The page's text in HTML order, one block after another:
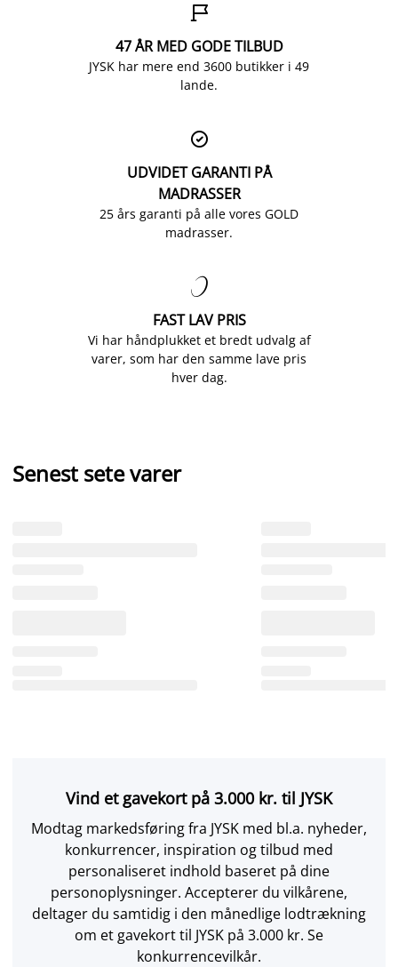

47 ÅR MED GODE TILBUD
JYSK har mere end 3600 butikker i 49
lande.

UDVIDET GARANTI PÅ
MADRASSER
25 års garanti på alle vores GOLD
madrasser.

FAST LAV PRIS
Vi har håndplukket et bredt udvalg af
varer, som har den samme lave pris
hver dag.
Senest sete varer
Vind et gavekort på 3.000 kr. til JYSK
Modtag markedsføring fra JYSK med bl.a. nyheder,
konkurrencer, inspiration og tilbud med
personaliseret indhold baseret på dine
personoplysninger. Accepterer du vilkårene,
deltager du samtidig i den månedlige lodtrækning
om et gavekort til JYSK på 3.000 kr. Se
konkurrencevilkår.